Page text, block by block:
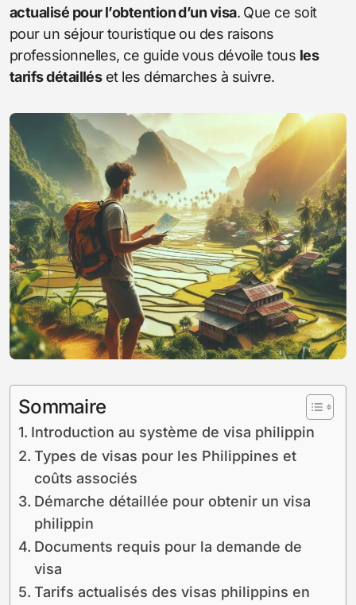
actualisé pour l’obtention d’un visa. Que ce soit
pour un séjour touristique ou des raisons
professionnelles, ce guide vous dévoile tous les
tarifs détailléset les démarches à suivre.
Sommaire
Introduction au système de visa philippin
Types de visas pour les Philippines et
coûts associés
Démarche détaillée pour obtenir un visa
philippin
Documents requis pour la demande de
visa
Tarifs actualisés des visas philippins en